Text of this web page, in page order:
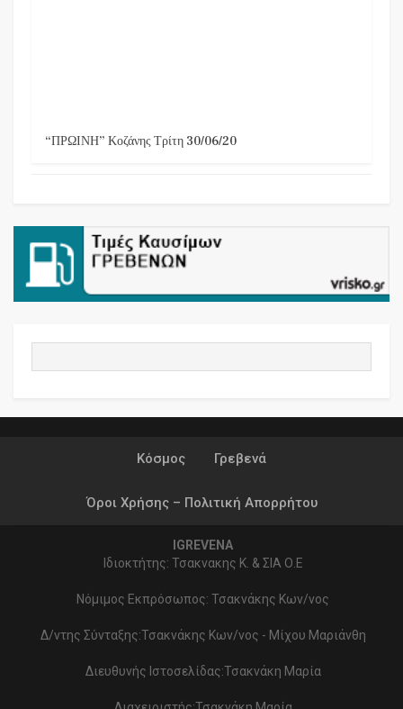
“ΠΡΩΙΝΗ” Κοζάνης Τρίτη 30/06/20
Κόσμος Γρεβενά
Όροι Χρήσης – Πολιτική Απορρήτου
IGREVENA
Ιδιοκτήτης: Τσακνακης Κ. & ΣΙΑ Ο.Ε
Νόμιμος Εκπρόσωπος: Τσακνάκης Κων/νος
Δ/ντης Σύνταξης:Τσακνάκης Κων/νος - Μίχου Μαριάνθη
Διευθυνής Ιστοσελίδας:Τσακνάκη Μαρία